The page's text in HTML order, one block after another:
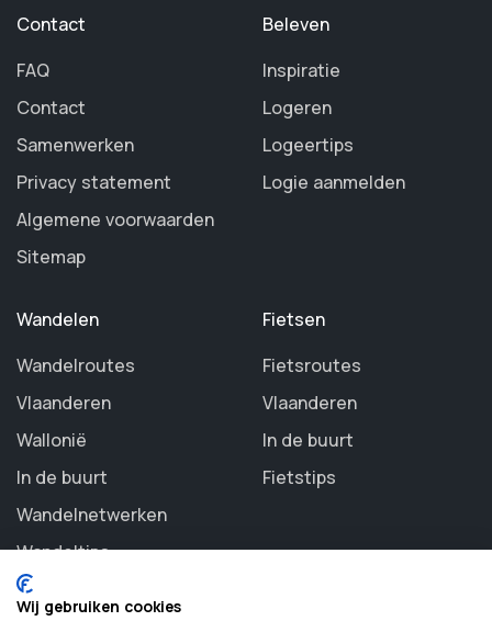
Contact
FAQ
Contact
Samenwerken
Privacy statement
Algemene voorwaarden
Sitemap
Beleven
Inspiratie
Logeren
Logeertips
Logie aanmelden
Wandelen
Wandelroutes
Vlaanderen
Wallonië
In de buurt
Wandelnetwerken
Wandeltips
Fietsen
Fietsroutes
Vlaanderen
In de buurt
Fietstips
Wij gebruiken cookies